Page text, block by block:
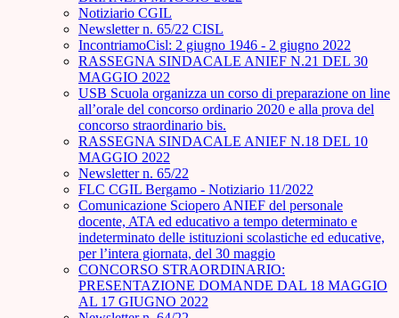
Notiziario CGIL
Newsletter n. 65/22 CISL
IncontriamoCisl: 2 giugno 1946 - 2 giugno 2022
RASSEGNA SINDACALE ANIEF N.21 DEL 30
MAGGIO 2022
USB Scuola organizza un corso di preparazione on line
all’orale del concorso ordinario 2020 e alla prova del
concorso straordinario bis.
RASSEGNA SINDACALE ANIEF N.18 DEL 10
MAGGIO 2022
Newsletter n. 65/22
FLC CGIL Bergamo - Notiziario 11/2022
Comunicazione Sciopero ANIEF del personale
docente, ATA ed educativo a tempo determinato e
indeterminato delle istituzioni scolastiche ed educative,
per l’intera giornata, del 30 maggio
CONCORSO STRAORDINARIO:
PRESENTAZIONE DOMANDE DAL 18 MAGGIO
AL 17 GIUGNO 2022